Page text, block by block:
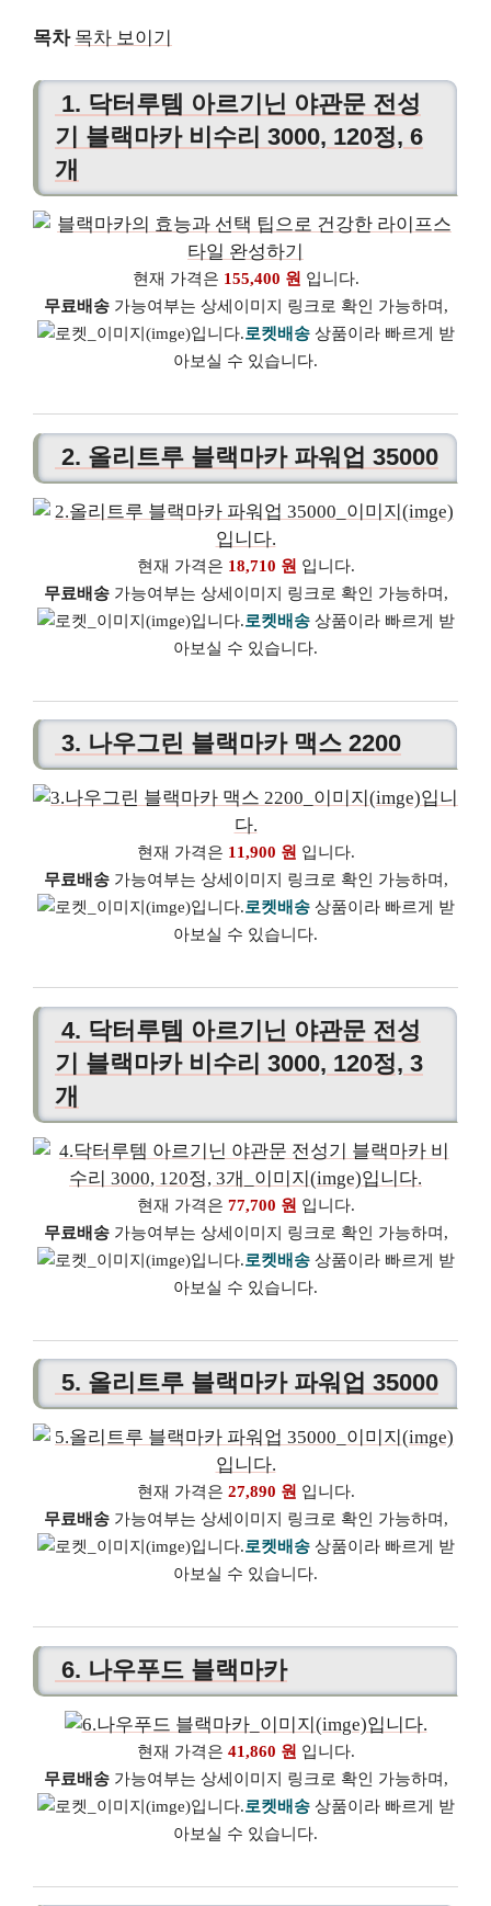
목차 목차 보이기
1. 닥터루템 아르기닌 야관문 전성
기 블랙마카 비수리 3000, 120정, 6
개
현재 가격은 155,400 원 입니다.
무료배송가능여부는 상세이미지 링크로 확인 가능하며,
로켓배송상품이라 빠르게 받
아보실 수 있습니다.
2. 올리트루 블랙마카 파워업 35000
현재 가격은 18,710 원 입니다.
무료배송가능여부는 상세이미지 링크로 확인 가능하며,
로켓배송상품이라 빠르게 받
아보실 수 있습니다.
3. 나우그린 블랙마카 맥스 2200
현재 가격은 11,900 원 입니다.
무료배송가능여부는 상세이미지 링크로 확인 가능하며,
로켓배송상품이라 빠르게 받
아보실 수 있습니다.
4. 닥터루템 아르기닌 야관문 전성
기 블랙마카 비수리 3000, 120정, 3
개
현재 가격은 77,700 원 입니다.
무료배송가능여부는 상세이미지 링크로 확인 가능하며,
로켓배송상품이라 빠르게 받
아보실 수 있습니다.
5. 올리트루 블랙마카 파워업 35000
현재 가격은 27,890 원 입니다.
무료배송가능여부는 상세이미지 링크로 확인 가능하며,
로켓배송상품이라 빠르게 받
아보실 수 있습니다.
6. 나우푸드 블랙마카
현재 가격은 41,860 원 입니다.
무료배송가능여부는 상세이미지 링크로 확인 가능하며,
로켓배송상품이라 빠르게 받
아보실 수 있습니다.